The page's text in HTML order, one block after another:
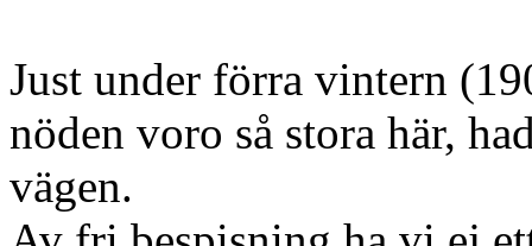
Just under förra vintern
nöden voro så stora här,
vägen.